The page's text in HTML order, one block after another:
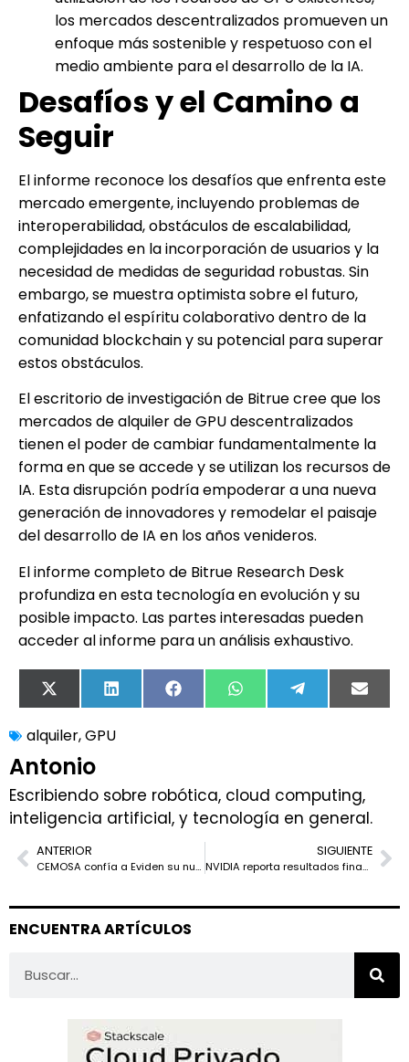
los mercados descentralizados promueven un
enfoque más sostenible y respetuoso con el
medio ambiente para el desarrollo de la IA.
Desafíos y el Camino a
Seguir
El informe reconoce los desafíos que enfrenta este
mercado emergente, incluyendo problemas de
interoperabilidad, obstáculos de escalabilidad,
complejidades en la incorporación de usuarios y la
necesidad de medidas de seguridad robustas. Sin
embargo, se muestra optimista sobre el futuro,
enfatizando el espíritu colaborativo dentro de la
comunidad blockchain y su potencial para superar
estos obstáculos.
El escritorio de investigación de Bitrue cree que los
mercados de alquiler de GPU descentralizados
tienen el poder de cambiar fundamentalmente la
forma en que se accede y se utilizan los recursos de
IA. Esta disrupción podría empoderar a una nueva
generación de innovadores y remodelar el paisaje
del desarrollo de IA en los años venideros.
El informe completo de Bitrue Research Desk
profundiza en esta tecnología en evolución y su
posible impacto. Las partes interesadas pueden
acceder al informe para un análisis exhaustivo.
X
(Twitter)
LinkedIn FacebookWhatsApp TelegramEmail
alquiler,GPU
Antonio
Escribiendo sobre robótica, cloud computing,
inteligencia artificial, y tecnología en general.
ANTERIOR
CEMOSA confía a Eviden su nueva plataforma de RRHH basada en SAP
SIGUIENTE
NVIDIA reporta resultados financieros récord en el primer trimestre del año fiscal 2025
ENCUENTRA ARTÍCULOS